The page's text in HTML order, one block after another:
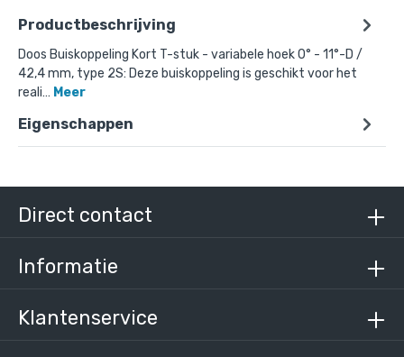
Productbeschrijving
Doos Buiskoppeling Kort T-stuk - variabele hoek 0° - 11°-D /
42,4 mm, type 2S: Deze buiskoppeling is geschikt voor het
reali… Meer
Eigenschappen
€ 12,40 incl. BTW
Direct contact
Informatie
Klantenservice